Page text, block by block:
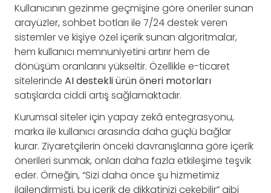
Kullanıcının gezinme geçmişine göre öneriler sunan
arayüzler, sohbet botları ile 7/24 destek veren
sistemler ve kişiye özel içerik sunan algoritmalar,
hem kullanıcı memnuniyetini artırır hem de
dönüşüm oranlarını yükseltir. Özellikle e-ticaret
sitelerinde AI destekli ürün öneri motorları
satışlarda ciddi artış sağlamaktadır.
Kurumsal siteler için yapay zekâ entegrasyonu,
marka ile kullanıcı arasında daha güçlü bağlar
kurar. Ziyaretçilerin önceki davranışlarına göre içerik
önerileri sunmak, onları daha fazla etkileşime teşvik
eder. Örneğin, “Sizi daha önce şu hizmetimiz
ilgilendirmişti, bu içerik de dikkatinizi çekebilir” gibi